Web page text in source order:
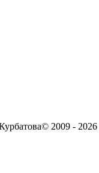
© 2009 - 2026